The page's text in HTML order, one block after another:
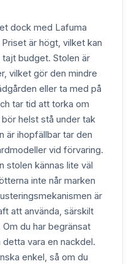
dock med Lafuma
är högt, vilket kan
budget. Stolen är
vilket gör den mindre
eller ta med på
tar tid att torka om
helst stå under tak
är ihopfällbar tar den
vid förvaring.
stolen kännas lite väl
inte når marken
är
att använda, särskilt
du har begränsat
vara en nackdel.
enkel, så om du